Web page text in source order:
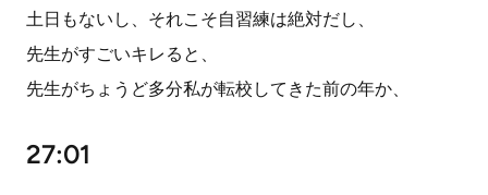
土日もないし、それこそ自習練は絶対だし、
先生がすごいキレると、
先生がちょうど多分私が転校してきた前の年か、
27:01